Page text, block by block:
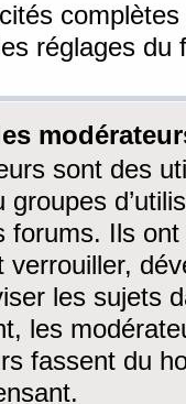
réglages du
sont des
groupes
forums. Ils ont
verrouiller,
les sujets
les
fassent du